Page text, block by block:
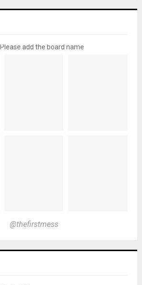
add the board name
@thefirstmess